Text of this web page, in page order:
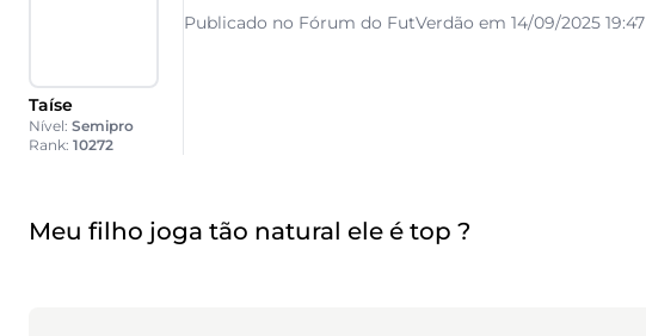
Taíse
Nível: Semipro
Rank: 10272
Publicado no Fórum do FutVerdão em 14/09/2025 19:47
Meu filho joga tão natural ele é top ?